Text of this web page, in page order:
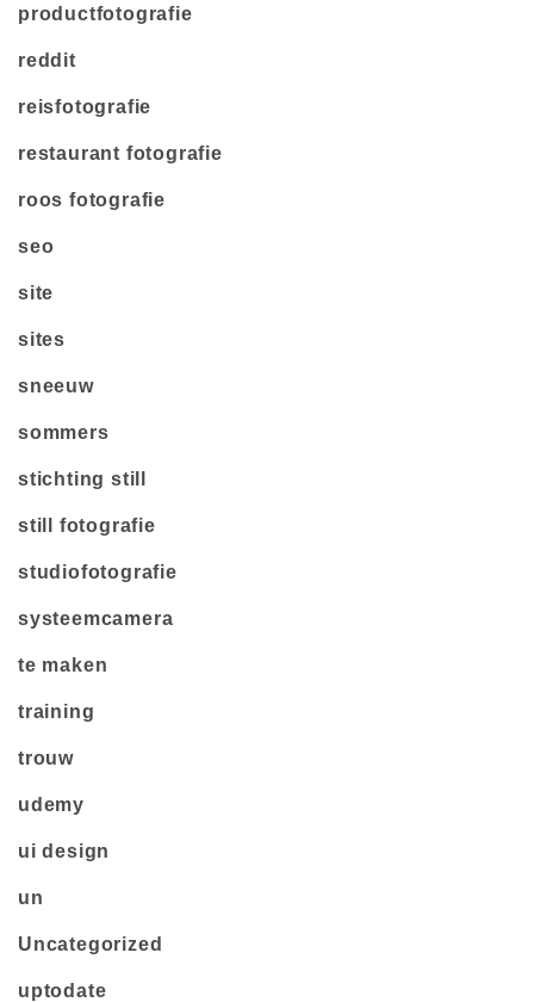
productfotografie
reddit
reisfotografie
restaurant fotografie
roos fotografie
seo
site
sites
sneeuw
sommers
stichting still
still fotografie
studiofotografie
systeemcamera
te maken
training
trouw
udemy
ui design
un
Uncategorized
uptodate